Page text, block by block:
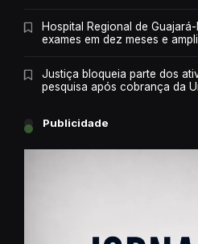
Hospital Regional de
exames em dez meses e
Justiça bloqueia parte dos
pesquisa após cobrança da
Publicidade